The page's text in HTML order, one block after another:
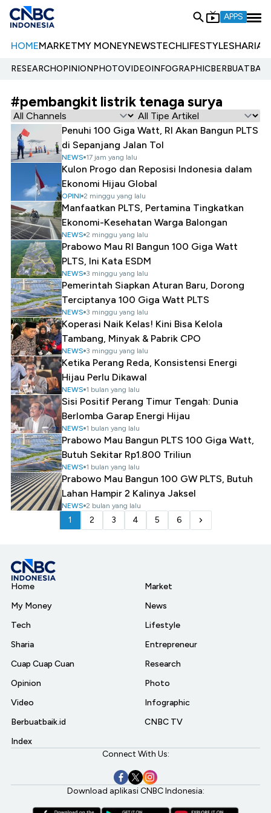
APPS
HOMEMARKETMY MONEYNEWSTECHLIFESTYLESHARIA
RESEARCHOPINIONPHOTOVIDEOINFOGRAPHIC
#pembangkit listrik tenaga surya
Penuhi 100 Giga Watt, RI Akan Bangun PLTS
di Sepanjang Jalan Tol
NEWS 17 jam yang lalu
Kulon Progo dan Reposisi Indonesia dalam
Ekonomi Hijau Global
OPINI 2 minggu yang lalu
Manfaatkan PLTS, Pertamina Tingkatkan
Ekonomi-Kesehatan Warga Balongan
NEWS 2 minggu yang lalu
Prabowo Mau RI Bangun 100 Giga Watt
PLTS, Ini Kata ESDM
NEWS 3 minggu yang lalu
Pemerintah Siapkan Aturan Baru, Dorong
Terciptanya 100 Giga Watt PLTS
NEWS 3 minggu yang lalu
Koperasi Naik Kelas! Kini Bisa Kelola
Tambang, Minyak & Pabrik CPO
NEWS 3 minggu yang lalu
Ketika Perang Reda, Konsistensi Energi
Hijau Perlu Dikawal
NEWS 1 bulan yang lalu
Sisi Positif Perang Timur Tengah: Dunia
Berlomba Garap Energi Hijau
NEWS 1 bulan yang lalu
Prabowo Mau Bangun PLTS 100 Giga Watt,
Butuh Sekitar Rp1.800 Triliun
NEWS 1 bulan yang lalu
Prabowo Mau Bangun 100 GW PLTS, Butuh
Lahan Hampir 2 Kalinya Jaksel
NEWS 2 bulan yang lalu
1 2 3 4 5 6
Home
My Money
Tech
Sharia
Cuap Cuap Cuan
Opinion
Video
Berbuatbaik.id
Index
Market
News
Lifestyle
Entrepreneur
Research
Photo
Infographic
CNBC TV
Connect With Us:
Download aplikasi CNBC Indonesia: